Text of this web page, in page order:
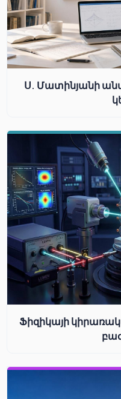
Ս. Մատինյանի
Ֆիզիկայի